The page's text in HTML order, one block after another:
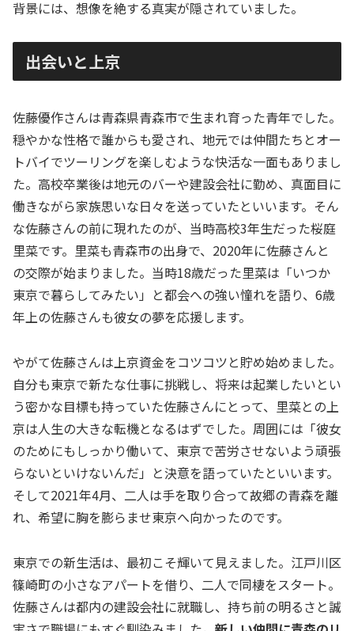
背景には、想像を絶する真実が隠されていました。
出会いと上京
佐藤優作さんは青森県青森市で生まれ育った青年でした。
穏やかな性格で誰からも愛され、地元では仲間たちとオー
トバイでツーリングを楽しむような快活な一面もありまし
た。高校卒業後は地元のバーや建設会社に勤め、真面目に
働きながら家族思いな日々を送っていたといいます。そん
な佐藤さんの前に現れたのが、当時高校3年生だった桜庭
里菜です。里菜も青森市の出身で、2020年に佐藤さんと
の交際が始まりました。当時18歳だった里菜は「いつか
東京で暮らしてみたい」と都会への強い憧れを語り、6歳
年上の佐藤さんも彼女の夢を応援します。
やがて佐藤さんは上京資金をコツコツと貯め始めました。
自分も東京で新たな仕事に挑戦し、将来は起業したいとい
う密かな目標も持っていた佐藤さんにとって、里菜との上
京は人生の大きな転機となるはずでした。周囲には「彼女
のためにもしっかり働いて、東京で苦労させないよう頑張
らないといけないんだ」と決意を語っていたといいます。
そして2021年4月、二人は手を取り合って故郷の青森を離
れ、希望に胸を膨らませ東京へ向かったのです。
東京での新生活は、最初こそ輝いて見えました。江戸川区
篠崎町の小さなアパートを借り、二人で同棲をスタート。
佐藤さんは都内の建設会社に就職し、持ち前の明るさと誠